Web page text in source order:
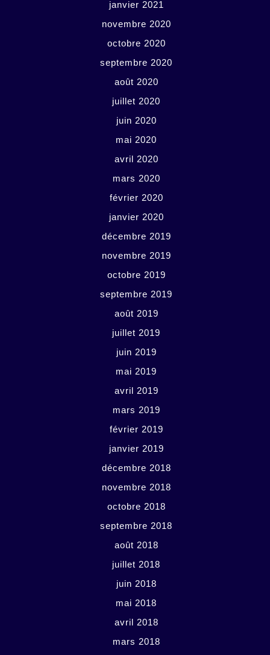
janvier 2021
novembre 2020
octobre 2020
septembre 2020
août 2020
juillet 2020
juin 2020
mai 2020
avril 2020
mars 2020
février 2020
janvier 2020
décembre 2019
novembre 2019
octobre 2019
septembre 2019
août 2019
juillet 2019
juin 2019
mai 2019
avril 2019
mars 2019
février 2019
janvier 2019
décembre 2018
novembre 2018
octobre 2018
septembre 2018
août 2018
juillet 2018
juin 2018
mai 2018
avril 2018
mars 2018